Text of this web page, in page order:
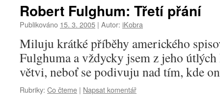
Robert Fulghum: Třetí přání
Publikováno 15. 3. 2005 | Autor: iKobra
Miluju krátké příběhy amerického
Fulghuma a vždycky jsem z jeho
větvi, neboť se podivuju nad tím, kde
Rubriky: Co čteme | Napsat komentář